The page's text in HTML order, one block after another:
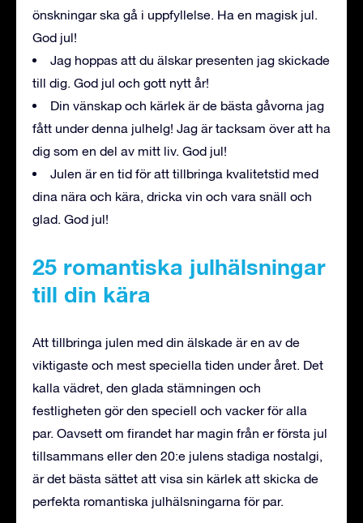
önskningar ska gå i uppfyllelse. Ha en magisk jul.
God jul!
Jag hoppas att du älskar presenten jag skickade
till dig. God jul och gott nytt år!
Din vänskap och kärlek är de bästa gåvorna jag
fått under denna julhelg! Jag är tacksam över att ha
dig som en del av mitt liv. God jul!
Julen är en tid för att tillbringa kvalitetstid med
dina nära och kära, dricka vin och vara snäll och
glad. God jul!
25 romantiska julhälsningar
till din kära
Att tillbringa julen med din älskade är en av de
viktigaste och mest speciella tiden under året. Det
kalla vädret, den glada stämningen och
festligheten gör den speciell och vacker för alla
par. Oavsett om firandet har magin från er första jul
tillsammans eller den 20:e julens stadiga nostalgi,
är det bästa sättet att visa sin kärlek att skicka de
perfekta romantiska julhälsningarna för par.